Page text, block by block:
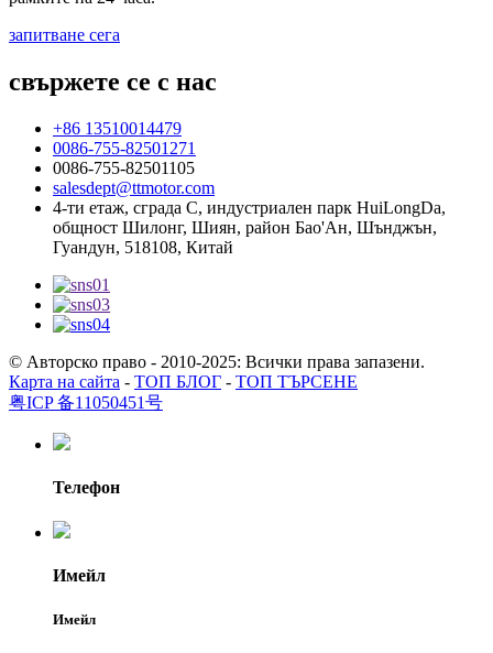
запитване сега
свържете се с нас
+86 13510014479
0086-755-82501271
0086-755-82501105
salesdept@ttmotor.com
4-ти етаж, сграда C, индустриален парк HuiLongDa,
общност Шилонг, Шиян, район Бао'Ан, Шънджън,
Гуандун, 518108, Китай
© Авторско право - 2010-2025: Всички права запазени.
Карта на сайта - ТОП БЛОГ - ТОП ТЪРСЕНЕ
粤ICP 备11050451号
Телефон
Имейл
Имейл